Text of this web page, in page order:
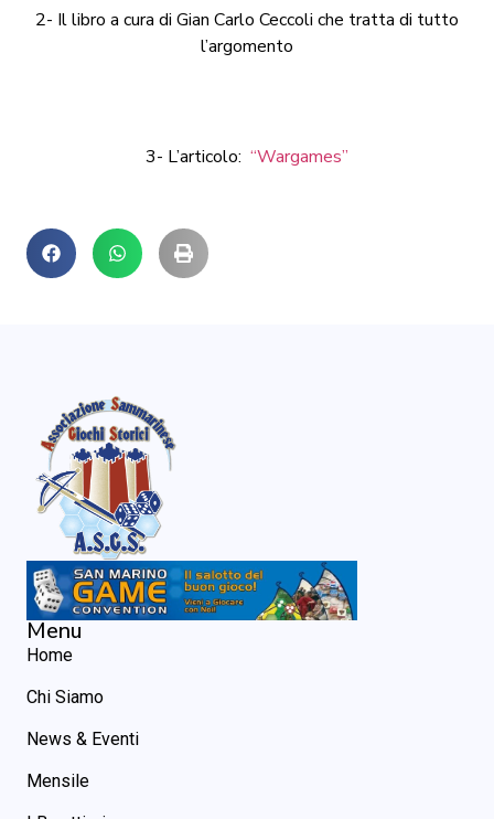
2- Il libro a cura di Gian Carlo Ceccoli che tratta di tutto
l’argomento
3- L’articolo: “Wargames”
Menu
Home
Chi Siamo
News & Eventi
Mensile